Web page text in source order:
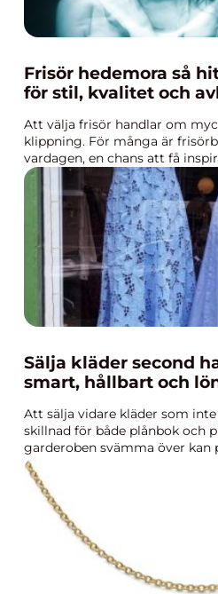
Frisör hedemora så hittar du rätt salong
för stil, kvalitet och
Att välja frisör handlar om
klippning. För många är
vardagen, en chans att få
Sälja kläder second hand så
smart, hållbart och
Att sälja vidare kläder som
skillnad för både plånbok och
garderoben svämma över kan